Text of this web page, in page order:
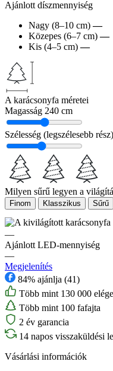
Ajánlott díszmennyiség
Nagy (8–10 cm) —
Közepes (6–7 cm) —
Kis (4–5 cm) —
A karácsonyfa méretei
Magasság 240 cm
Szélesség (legszélesebb rész)
Milyen sűrű legyen a
Finom Klasszikus Sűrű
—
Ajánlott LED-mennyiség
—
Megjelenítés
84% ajánlja (41)
Több mint 130 000
Több mint 100 fafajta
2 év garancia
14 napos visszaküldési
Vásárlási információk